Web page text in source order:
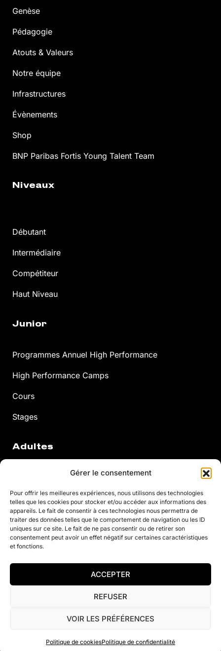
Gérer le consentement
Pour offrir les meilleures expériences, nous utilisons des technologies
telles que les cookies pour stocker et/ou accéder aux informations des
appareils. Le fait de consentir à ces technologies nous permettra de
traiter des données telles que le comportement de navigation ou les ID
uniques sur ce site. Le fait de ne pas consentir ou de retirer son
consentement peut avoir un effet négatif sur certaines caractéristiques
et fonctions.
ACCEPTER
REFUSER
VOIR LES PRÉFÉRENCES
Politique de cookiesPolitique de confidentialité
Genèse
Pédagogie
Atouts & Valeurs
Notre équipe
Infrastructures
Évènements
Shop
BNP Paribas Fortis Young Talent Team
Niveaux
Débutant
Intermédiaire
Compétiteur
Haut Niveau
Junior
Programmes Annuel High Performance
High Performance Camps
Cours
Stages
Adultes
Cours Annuels
Stages
À la Carte
© 2021 Justine Henin Academy